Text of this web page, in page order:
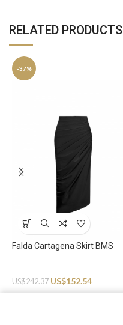
RELATED PRODUCTS
-37%
Falda Cartagena Skirt BMS
US$242.37 US$152.54